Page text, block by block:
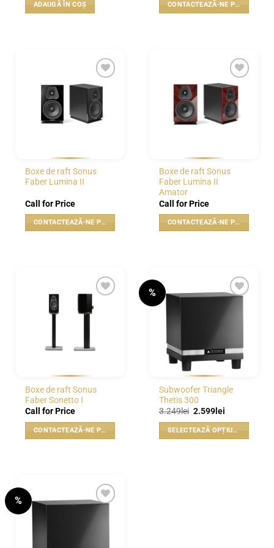
ADAUGĂ ÎN COȘ CONTACTEAZĂ-NE PENTRU PREȚ
WISHLIST
Boxe de raft Sonus
Faber Lumina II
Call for Price
CONTACTEAZĂ-NE PENTRU PREȚ
WISHLIST
Boxe de raft Sonus
Faber Lumina II
Amator
Call for Price
CONTACTEAZĂ-NE PENTRU PREȚ
WISHLIST
Boxe de raft Sonus
Faber Sonetto I
Call for Price
CONTACTEAZĂ-NE PENTRU PREȚ
%
Subwoofer Triangle
Thetis 300
3.249lei Prețul
a
fost:
3.249lei.
2.599 lei
este:
2.599lei.
SELECTEAZĂ OPȚIUNILE
%